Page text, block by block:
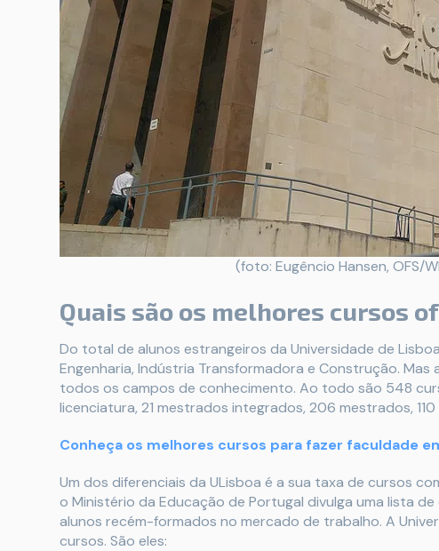
(foto: Eugêncio Hansen, OFS/
Quais são os melhores cursos
Do total de alunos estrangeiros da Universidade de
Engenharia, Indústria Transformadora e Construção.
todos os campos de conhecimento. Ao todo são 548
licenciatura, 21 mestrados integrados, 206 mestrados,
Conheça os melhores cursos para fazer faculdade
Um dos diferenciais da ULisboa é a sua taxa de cursos
o Ministério da Educação de Portugal divulga uma lista
alunos recém-formados no mercado de trabalho. A
cursos. São eles: